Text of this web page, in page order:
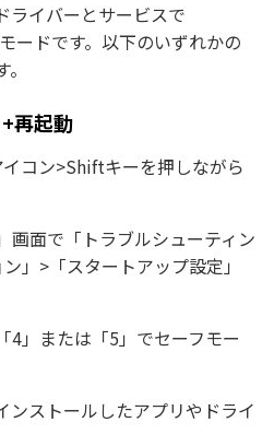
ライバーとサービスで
ードです。以下のいずれかの
再起動
イコン>Shiftキーを押しながら
画面で「トラブルシューティン
」>「スタートアップ設定」
4」または「5」でセーフモー
ンストールしたアプリやドライ